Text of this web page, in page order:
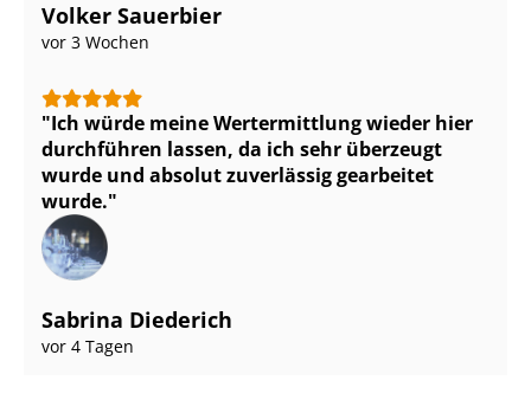
Volker Sauerbier
vor 3 Wochen
Ich würde meine Wertermittlung wieder hier
durchführen lassen, da ich sehr überzeugt
wurde und absolut zuverlässig gearbeitet
wurde.
Sabrina Diederich
vor 4 Tagen